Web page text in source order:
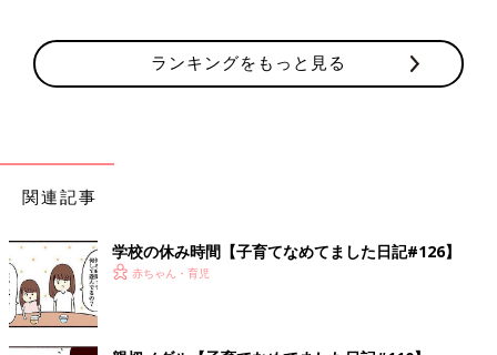
ランキングをもっと見る
関連記事
学校の休み時間【子育てなめてました日記#126】
赤ちゃん・育児